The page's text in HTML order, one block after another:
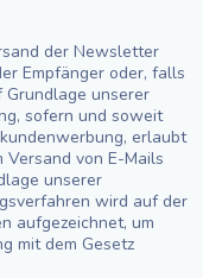
der Newsletter
Empfänger oder, falls
unserer
sofern und soweit
erlaubt
von E-Mails
unserer
wird auf der
aufgezeichnet, um
mit dem Gesetz